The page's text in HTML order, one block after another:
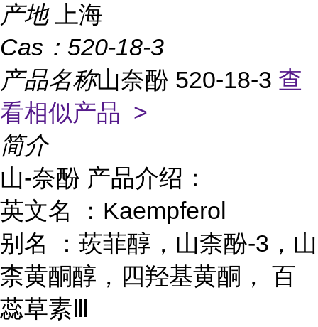
产地
上海
Cas： 520-18-3
产品名称山奈酚 520-18-3 查
看相似产品 >
简介
山-奈酚 产品介绍：
英文名 ：Kaempferol
别名 ：莰菲醇，山柰酚-3，山
柰黄酮醇，四羟基黄酮， 百
蕊草素Ⅲ